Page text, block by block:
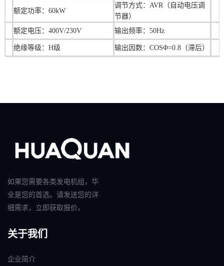
额定功率： 60kW
调节方式：AVR（自动电压调
节器）
额定电压：400V/230V
输出频率：50Hz
绝缘等级：H级 输出因数：COSΦ=0.8（滞后）
如果您需要各类发电机组，华
全是您的首选。请发送您的详
细需求，立即获取报价。
关于我们
企业简介